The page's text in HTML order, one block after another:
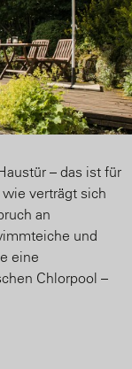
– das ist für
verträgt sich
an
und
eine
Chlorpool –